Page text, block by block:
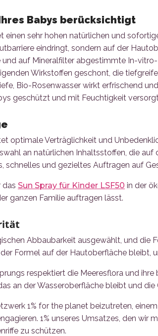
Babys berücksichtigt
einen sehr hohen natürlichen und
eindringt, sondern auf der
auf Mineralfilter abgestimmte In-
Wirkstoffen geschont, die
Bio-Rosenwasser wirkt erfrischend und
geschützt und mit Feuchtigkeit
optimale Verträglichkeit und
an natürlichen Inhaltsstoffen, die
schnelles und gezieltes Auftragen auf
das Sun Spray für Kinder LSF50 in der
ganzen Familie auftragen lässt.
Abbaubarkeit ausgewählt, und die
Formel auf der Hautoberfläche bleibt,
respektiert die Meeresflora und
an der Wasseroberfläche bleibt und
1% for the planet beizutreten,
1% unseres Umsatzes, den
zu schützen.